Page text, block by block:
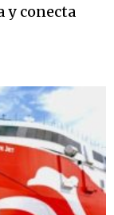
y conecta